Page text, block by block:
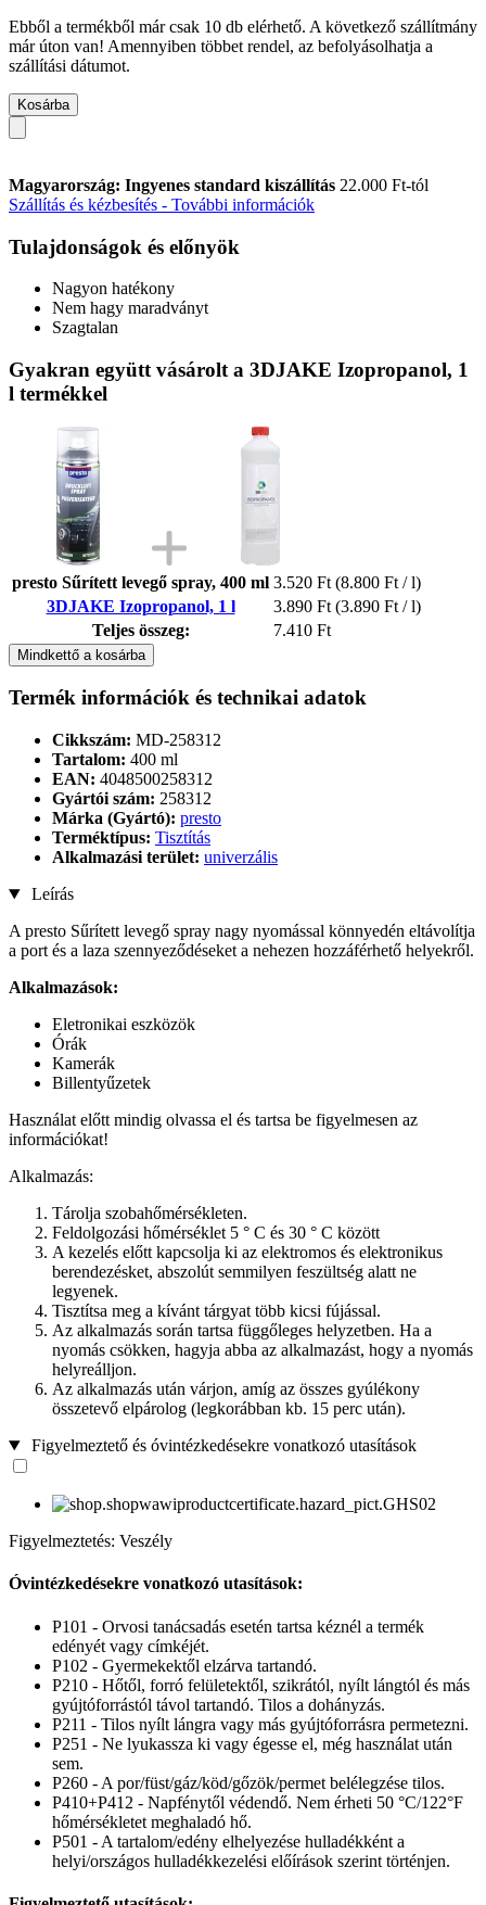
Ebből a termékből már csak 10 db elérhető. A következő szállítmány
már úton van! Amennyiben többet rendel, az befolyásolhatja a
szállítási dátumot.
Kosárba
Magyarország: Ingyenes standard kiszállítás 22.000 Ft-tól
Szállítás és kézbesítés - További információk
Tulajdonságok és előnyök
Nagyon hatékony
Nem hagy maradványt
Szagtalan
Gyakran együtt vásárolt a 3DJAKE Izopropanol, 1
l termékkel
presto Sűrített levegő spray, 400 ml 3.520 Ft (8.800 Ft / l)
3DJAKE Izopropanol, 1 l
3.890 Ft (3.890 Ft / l)
Teljes összeg:
7.410 Ft
Mindkettő a kosárba
Termék információk és technikai adatok
Cikkszám: MD-258312
Tartalom: 400 ml
EAN: 4048500258312
Gyártói szám: 258312
Márka (Gyártó): presto
Terméktípus: Tisztítás
Alkalmazási terület: univerzális
Leírás
A presto Sűrített levegő spray nagy nyomással könnyedén eltávolítja
a port és a laza szennyeződéseket a nehezen hozzáférhető helyekről.
Alkalmazások:
Eletronikai eszközök
Órák
Kamerák
Billentyűzetek
Használat előtt mindig olvassa el és tartsa be figyelmesen az
információkat!
Alkalmazás:
Tárolja szobahőmérsékleten.
Feldolgozási hőmérséklet 5 ° C és 30 ° C között
A kezelés előtt kapcsolja ki az elektromos és elektronikus
berendezésket, abszolút semmilyen feszültség alatt ne
legyenek.
Tisztítsa meg a kívánt tárgyat több kicsi fújással.
Az alkalmazás során tartsa függőleges helyzetben. Ha a
nyomás csökken, hagyja abba az alkalmazást, hogy a nyomás
helyreálljon.
Az alkalmazás után várjon, amíg az összes gyúlékony
összetevő elpárolog (legkorábban kb. 15 perc után).
Figyelmeztető és óvintézkedésekre vonatkozó utasítások
Figyelmeztetés: Veszély
Óvintézkedésekre vonatkozó utasítások:
P101 - Orvosi tanácsadás esetén tartsa kéznél a termék
edényét vagy címkéjét.
P102 - Gyermekektől elzárva tartandó.
P210 - Hőtől, forró felületektől, szikrától, nyílt lángtól és más
gyújtóforrástól távol tartandó. Tilos a dohányzás.
P211 - Tilos nyílt lángra vagy más gyújtóforrásra permetezni.
P251 - Ne lyukassza ki vagy égesse el, még használat után
sem.
P260 - A por/füst/gáz/köd/gőzök/permet belélegzése tilos.
P410+P412 - Napfénytől védendő. Nem érheti 50 °C/122°F
hőmérsékletet meghaladó hő.
P501 - A tartalom/edény elhelyezése hulladékként a
helyi/országos hulladékkezelési előírások szerint történjen.